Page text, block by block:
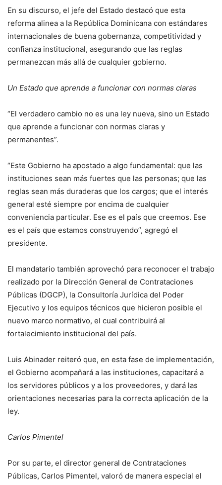
En su discurso, el jefe del Estado destacó que esta
reforma alinea a la República Dominicana con estándares
internacionales de buena gobernanza, competitividad y
confianza institucional, asegurando que las reglas
permanezcan más allá de cualquier gobierno.
Un Estado que aprende a funcionar con normas claras
“El verdadero cambio no es una ley nueva, sino un Estado
que aprende a funcionar con normas claras y
permanentes”.
“Este Gobierno ha apostado a algo fundamental: que las
instituciones sean más fuertes que las personas; que las
reglas sean más duraderas que los cargos; que el interés
general esté siempre por encima de cualquier
conveniencia particular. Ese es el país que creemos. Ese
es el país que estamos construyendo”, agregó el
presidente.
El mandatario también aprovechó para reconocer el trabajo
realizado por la Dirección General de Contrataciones
Públicas (DGCP), la Consultoría Jurídica del Poder
Ejecutivo y los equipos técnicos que hicieron posible el
nuevo marco normativo, el cual contribuirá al
fortalecimiento institucional del país.
Luis Abinader reiteró que, en esta fase de implementación,
el Gobierno acompañará a las instituciones, capacitará a
los servidores públicos y a los proveedores, y dará las
orientaciones necesarias para la correcta aplicación de la
ley.
Carlos Pimentel
Por su parte, el director general de Contrataciones
Públicas, Carlos Pimentel, valoró de manera especial el